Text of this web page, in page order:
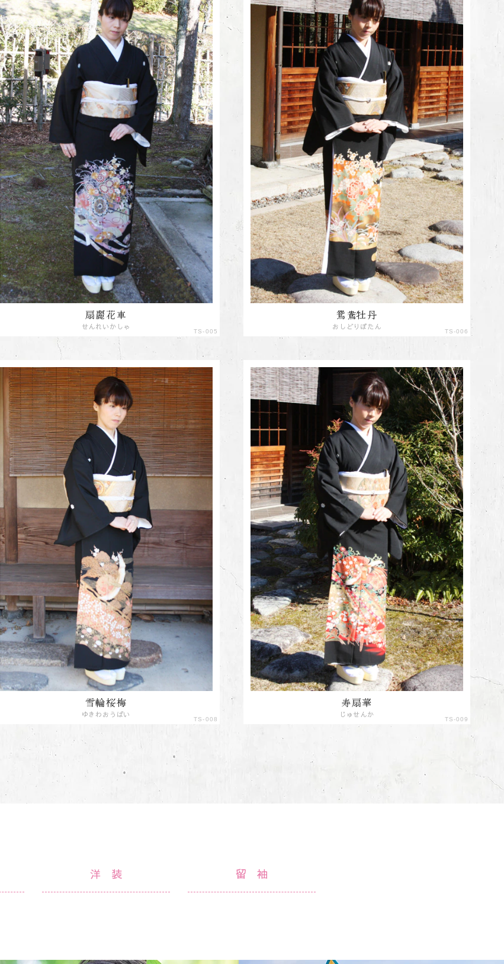
扇麗花車
せんれいかしゃ
TS-005
鴛鴦牡丹
おしどりぼたん
TS-006
雪輪桜梅
ゆきわおうばい
TS-008
寿扇華
じゅせんか
TS-009
洋装 留袖